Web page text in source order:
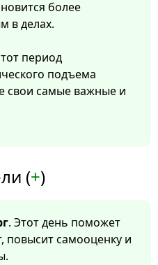
более
в делах.
период
подъема
свои самые важные и
(+)
. Этот день поможет
повысит самооценку и